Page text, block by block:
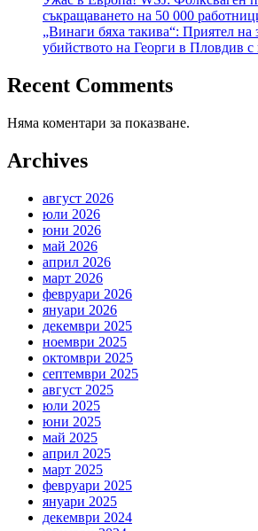
съкращаването на 50 000
„Винаги бяха такива“: Приятел на
убийството на Георги в Пловдив с
Recent Comments
Няма коментари за показване.
Archives
август 2026
юли 2026
юни 2026
май 2026
април 2026
март 2026
февруари 2026
януари 2026
декември 2025
ноември 2025
октомври 2025
септември 2025
август 2025
юли 2025
юни 2025
май 2025
април 2025
март 2025
февруари 2025
януари 2025
декември 2024